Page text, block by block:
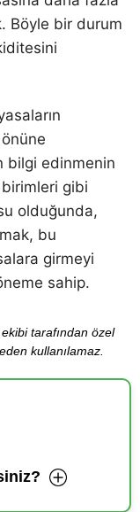
Böyle bir durum
önüne
bilgi edinmenin
gibi
olduğunda,
bu
girmeyi
sahip.
tarafından özel
kullanılamaz.